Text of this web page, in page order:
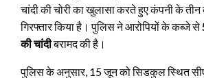
चांदी की चोरी का खुलासा करते हुए कंपनी के तीन
गिरफ्तार किया है। पुलिस ने आरोपियों के कब्जे से
की चांदीबरामद की है।
पुलिस के अनुसार, 15 जून को सिडकुल स्थित